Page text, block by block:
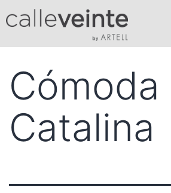
Cómoda
Catalina